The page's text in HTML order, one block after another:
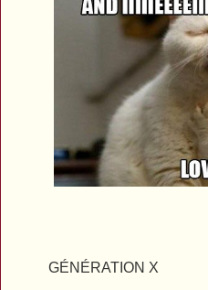
GÉNÉRATION X